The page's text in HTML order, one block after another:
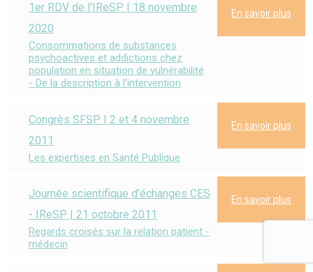
1er RDV de l'IReSP | 18 novembre
2020
Consommations de substances
psychoactives et addictions chez
population en situation de vulnérabilité
- De la description à l'intervention
En savoir plus
Congrès SFSP | 2 et 4 novembre
2011
Les expertises en Santé Publique
En savoir plus
Journée scientifique d’échanges CES
- IReSP | 21 octobre 2011
Regards croisés sur la relation patient -
médecin
En savoir plus